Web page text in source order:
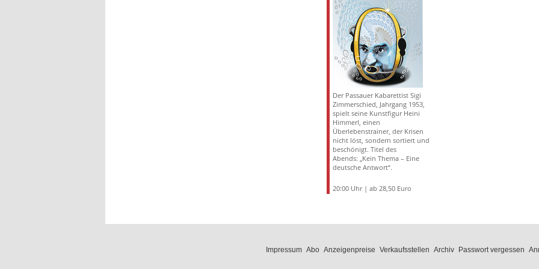
Der Passauer Kabarettist Sigi
Zimmerschied, Jahrgang 1953,
spielt seine Kunstfigur Heini
Himmerl, einen
Überlebenstrainer, der Krisen
nicht löst, sondern sortiert und
beschönigt. Titel des
Abends: „Kein Thema – Eine
deutsche Antwort“.
20:00 Uhr | ab 28,50 Euro
Impressum Abo Anzeigenpreise Verkaufsstellen Archiv Passwort vergessen